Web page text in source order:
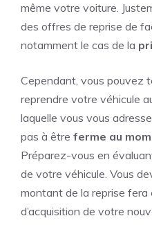
même votre voiture.
des offres de reprise de
notamment le cas de la
Cependant, vous pouvez
reprendre votre véhicule
laquelle vous vous
pas à être ferme au
Préparez-vous en
de votre véhicule. Vous
montant de la reprise fera
d’acquisition de votre